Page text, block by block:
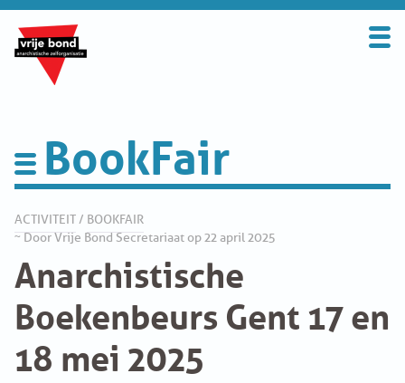
Search
for:
BOND
UITGANGSPUNTEN
FAQ
WORD LID
CONTRIBUTIE
SOLIDARITEITSKAS
BookFair
Activiteit
Appelscha
BookFair
ACTIVITEIT/ BOOKFAIR
~ Door Vrije Bond Secretariaat op 22 april 2025
Anarchistische
Boekenbeurs Gent 17 en
18 mei 2025